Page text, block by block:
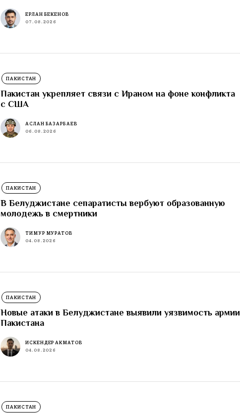
ЕРЛАН БЕКЕНОВ
07.08.2026
ПАКИСТАН
Пакистан укрепляет связи с Ираном на фоне конфликта
с США
АСЛАН БАЗАРБАЕВ
06.08.2026
ПАКИСТАН
В Белуджистане сепаратисты вербуют образованную
молодежь в смертники
ТИМУР МУРАТОВ
04.08.2026
ПАКИСТАН
Новые атаки в Белуджистане выявили уязвимость армии
Пакистана
ИСКЕНДЕР АКМАТОВ
04.08.2026
ПАКИСТАН